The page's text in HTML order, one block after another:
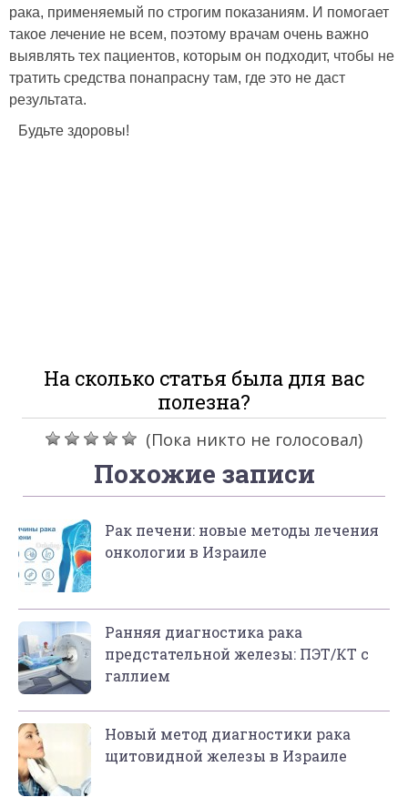
рака, применяемый по строгим показаниям. И помогает
такое лечение не всем, поэтому врачам очень важно
выявлять тех пациентов, которым он подходит, чтобы не
тратить средства понапрасну там, где это не даст
результата.
Будьте здоровы!
На сколько статья была для вас
полезна?
(Пока никто не голосовал)
Похожие записи
Рак печени: новые методы лечения
онкологии в Израиле
Ранняя диагностика рака
предстательной железы: ПЭТ/КТ с
галлием
Новый метод диагностики рака
щитовидной железы в Израиле